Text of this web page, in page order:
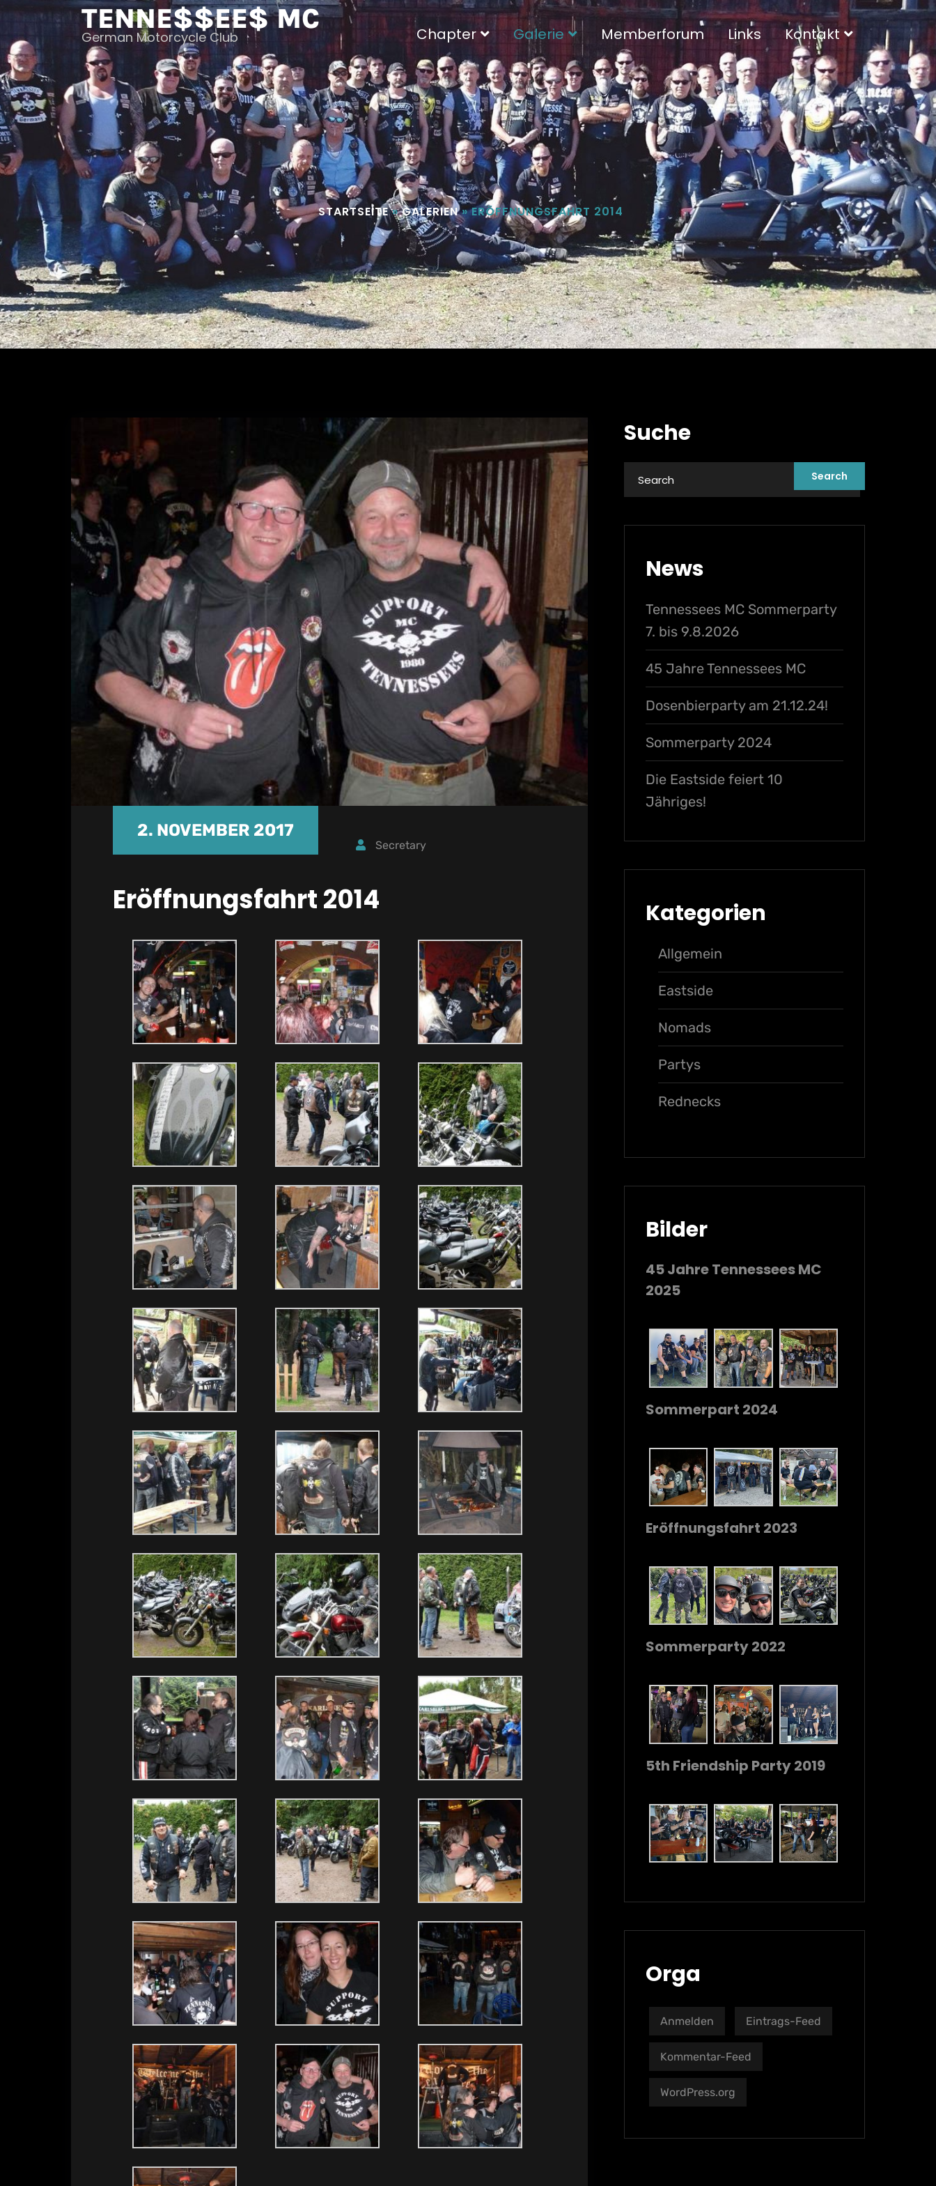
content
TENNE$$EE$ MC
German Motorcycle Club Chapter Galerie Memberforum Links Kontakt
STARTSEITE»GALERIEN»ERÖFFNUNGSFAHRT 2014
2. NOVEMBER 2017
Secretary
Eröffnungsfahrt 2014
Suche
News
Tennessees MC Sommerparty
7. bis 9.8.2026
45 Jahre Tennessees MC
Dosenbierparty am 21.12.24!
Sommerparty 2024
Die Eastside feiert 10
Jähriges!
Kategorien
Allgemein
Eastside
Nomads
Partys
Rednecks
Bilder
45 Jahre Tennessees MC
2025
Sommerpart 2024
Eröffnungsfahrt 2023
Sommerparty 2022
5th Friendship Party 2019
Orga
Anmelden Eintrags-Feed
Kommentar-Feed
WordPress.org